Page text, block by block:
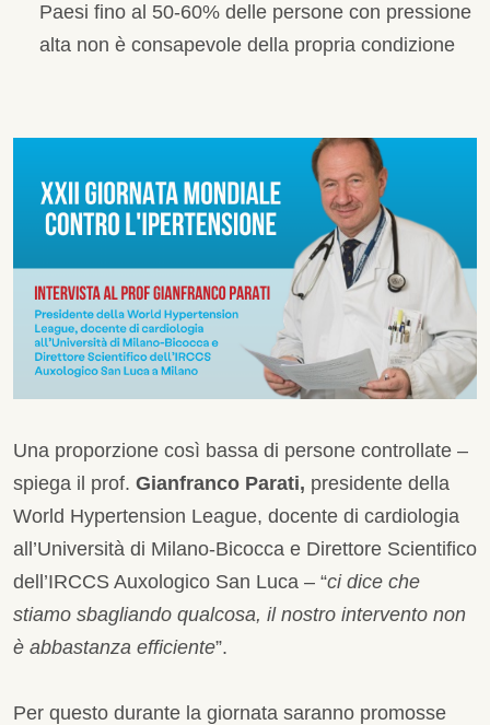
Paesi fino al 50-60% delle persone con pressione
alta non è consapevole della propria condizione
Una proporzione così bassa di persone controllate –
spiega il prof. Gianfranco Parati, presidente della
World Hypertension League, docente di cardiologia
all’Università di Milano-Bicocca e Direttore Scientifico
dell’IRCCS Auxologico San Luca – “ci dice che
stiamo sbagliando qualcosa, il nostro intervento non
è abbastanza efficiente”.
Per questo durante la giornata saranno promosse